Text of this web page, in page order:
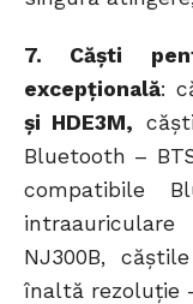
7. Căști
excepțională:
și HDE3M,
Bluetooth –
compatibile
NJ300B,
înaltă rezoluție